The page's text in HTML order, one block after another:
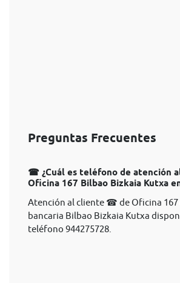
Preguntas Frecuentes
☎ ¿Cuál es teléfono de atención
Oficina 167 Bilbao Bizkaia Kutxa
Atención al cliente ☎ de Oficina 167
bancaria Bilbao Bizkaia Kutxa
teléfono 944275728.